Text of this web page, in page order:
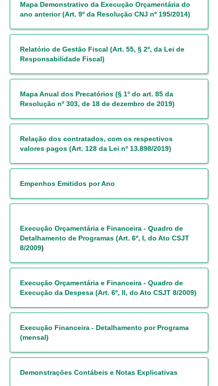
Comitê Gestor Regional do PJe
Processuais Unificadas
Comitê do Datajud
Comissão Regional de Pesquisa Judiciária e Ciência de
Dados
Comitê de Priorização do Primeiro Grau
Comissão de Uniformização de Jurisprudência
Comissão de Vitaliciamento
Comitê de Atenção Integral à Saúde de Magistrados e
Comitê de Segurança Permanente
Comitê de Combate ao Trabalho Infantil e de Estímulo à
Comitê de Incentivo à Participação Institucional Feminina
no âmbito do TRT-11
Comitê de Prevenção e Enfrentamento do Assédio
Moral, do Assédio Sexual e da Discriminação
Comitê Gestor do Plano de Contratações e Aquisições
Comitê de Equidade de Raça, Gênero e Diversidade
Comissão Permanente de Avaliação Documental
Mapa Demonstrativo da Execução Orçamentária do
ano anterior (Art. 9º da Resolução CNJ nº 195/2014)
Relatório de Gestão Fiscal (Art. 55, § 2º, da Lei de
Responsabilidade Fiscal)
Mapa Anual dos Precatórios (§ 1º do art. 85 da
Resolução nº 303, de 18 de dezembro de 2019)
Relação dos contratados, com os respectivos
valores pagos (Art. 128 da Lei nº 13.898/2019)
Empenhos Emitidos por Ano
Execução Orçamentária e Financeira - Quadro de
Detalhamento de Programas (Art. 6º, I, do Ato CSJT
8/2009)
Execução Orçamentária e Financeira - Quadro de
Execução da Despesa (Art. 6º, II, do Ato CSJT 8/2009)
Execução Financeira - Detalhamento por Programa
(mensal)
Demonstrações Contábeis e Notas Explicativas